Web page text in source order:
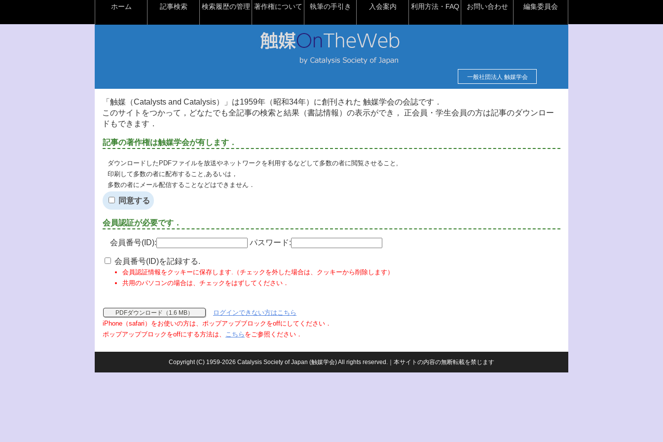
ホーム 記事検索 検索履歴の管理 著作権について 執筆の手引き 入会案内 利用方法・FAQ お問い合わせ 編集委員会
一般社団法人 触媒学会
「触媒（Catalysts and Catalysis）」は1959年（昭和34年）に創刊された 触媒学会の会誌です．
このサイトをつかって，どなたでも全記事の検索と結果（書誌情報）の表示ができ， 正会員・学生会員の方は記事のダウンロー
ドもできます．
記事の著作権は触媒学会が有します．
ダウンロードしたPDFファイルを放送やネットワークを利用するなどして多数の者に閲覧させること,
印刷して多数の者に配布すること,あるいは，
多数の者にメール配信することなどはできません．
同意する
会員認証が必要です．
会員番号(ID): パスワード:
会員番号(ID)を記録する.
会員認証情報をクッキーに保存します.（チェックを外した場合は、クッキーから削除します）
共用のパソコンの場合は、チェックをはずしてください．
PDFダウンロード（1.6 MB）
ログインできない方はこちら
iPhone（safari）をお使いの方は、ポップアップブロックをoffにしてください．
ポップアップブロックをoffにする方法は、 こちら をご参照ください．
Copyright (C) 1959-2026 Catalysis Society of Japan (触媒学会) All rights reserved.｜本サイトの内容の無断転載を禁じます